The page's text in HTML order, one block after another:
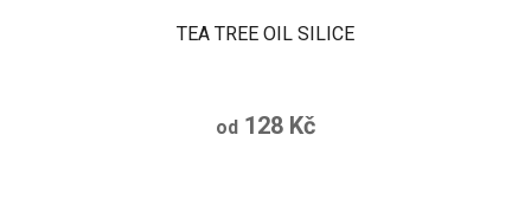
TEA TREE OIL SILICE
od 128 Kč